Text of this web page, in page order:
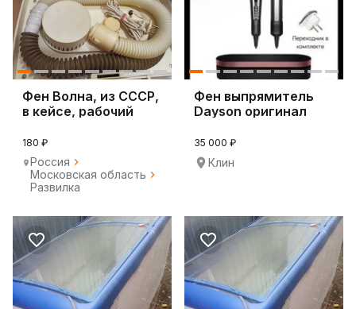
Фен Волна, из СССР,
в кейсе, рабочий
180 ₽
Россия
Московская область
Развилка
Фен выпрямитель
Dayson оригинал
35 000 ₽
Клин